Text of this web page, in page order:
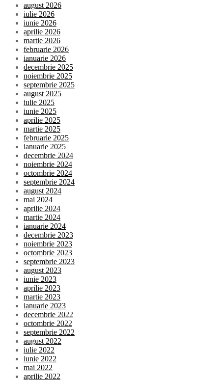
august 2026
iulie 2026
iunie 2026
aprilie 2026
martie 2026
februarie 2026
ianuarie 2026
decembrie 2025
noiembrie 2025
septembrie 2025
august 2025
iulie 2025
iunie 2025
aprilie 2025
martie 2025
februarie 2025
ianuarie 2025
decembrie 2024
noiembrie 2024
octombrie 2024
septembrie 2024
august 2024
mai 2024
aprilie 2024
martie 2024
ianuarie 2024
decembrie 2023
noiembrie 2023
octombrie 2023
septembrie 2023
august 2023
iunie 2023
aprilie 2023
martie 2023
ianuarie 2023
decembrie 2022
octombrie 2022
septembrie 2022
august 2022
iulie 2022
iunie 2022
mai 2022
aprilie 2022